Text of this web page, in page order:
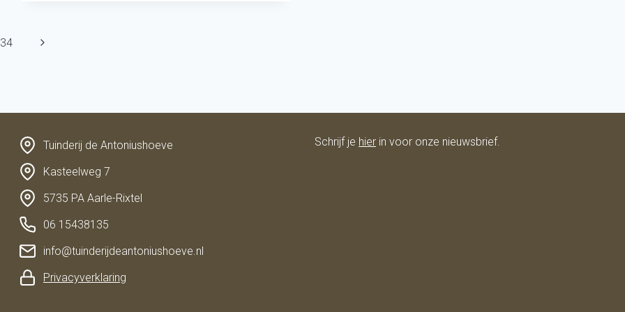
34
Volgende
Tuinderij de Antoniushoeve
Kasteelweg 7
5735 PA Aarle-Rixtel
06 15438135
info@tuinderijdeantoniushoeve.nl
Privacyverklaring
Schrijf je hier in voor onze nieuwsbrief.